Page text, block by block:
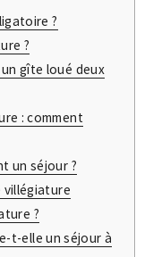
?
?
gîte loué deux
: comment
un séjour ?
villégiature
?
t-elle un séjour à